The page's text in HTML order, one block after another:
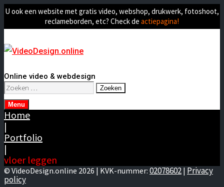
U ook een website met gratis video, webshop, drukwerk, fotoshoot,
reclameborden, etc? Check de actiepagina!
Online video & webdesign
Zoeken
naar:
Menu
Home
|
Portfolio
|
vloer leggen
© VideoDesign.online 2026 | KVK-nummer: 02078602 | Privacy
policy